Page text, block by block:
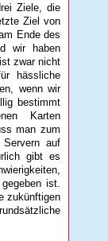
Ziele, die
Ziel von
Ende des
wir haben
zwar nicht
hässliche
wenn wir
bestimmt
Karten
man zum
Servern auf
gibt es
ist.
zukünftigen